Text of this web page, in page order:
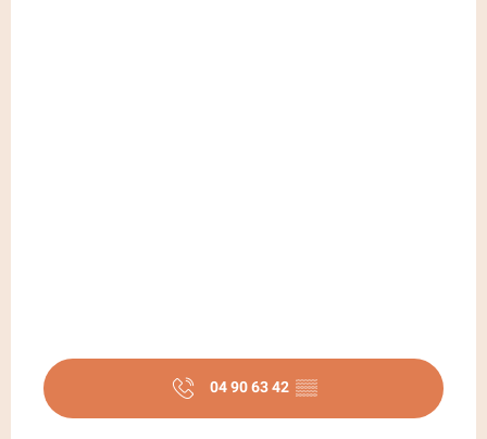
04 90 63 42 ▒▒